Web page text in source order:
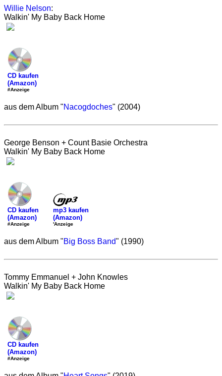
Willie Nelson:
Walkin' My Baby Back Home
CD kaufen
(Amazon)
#Anzeige
aus dem Album "Nacogdoches" (2004)
George Benson + Count Basie Orchestra
Walkin' My Baby Back Home
CD kaufen
(Amazon)
#Anzeige
mp3 kaufen
(Amazon)
'Anzeige
aus dem Album "Big Boss Band" (1990)
Tommy Emmanuel + John Knowles
Walkin' My Baby Back Home
CD kaufen
(Amazon)
#Anzeige